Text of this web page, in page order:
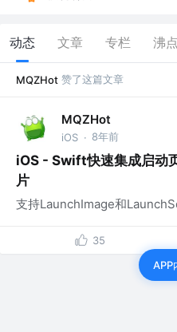
动态 文章 专栏 沸点
MQZHot 赞了这篇文章
MQZHot
iOS · 8年前
iOS - Swift快速集成启动
片
支持LaunchImage和
35
APP